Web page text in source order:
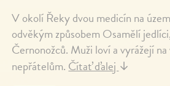
V okolí Řeky dvou medicín na
odvěkým způsobem Osamělí
Černonožců. Muži loví a vyrážejí
nepřátelům.Čítať ďalej↓